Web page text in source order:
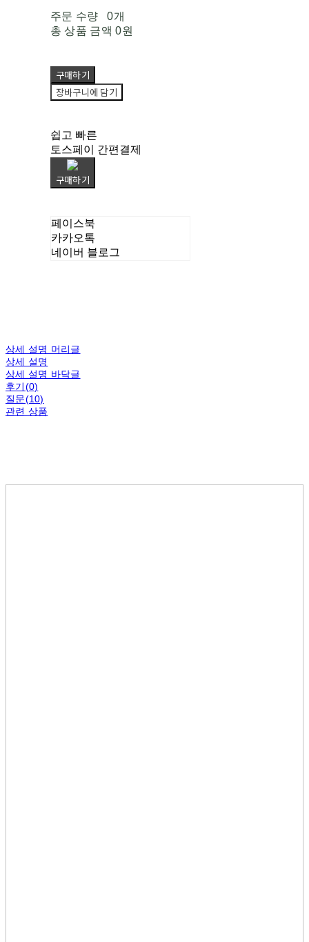
주문 수량
0개
총 상품 금액 0원
구매하기
장바구니에 담기
쉽고 빠른
토스페이 간편결제
구매하기
페이스북
카카오톡
네이버 블로그
상세 설명 머리글
상세 설명
상세 설명 바닥글
후기(0)
질문(10)
관련 상품